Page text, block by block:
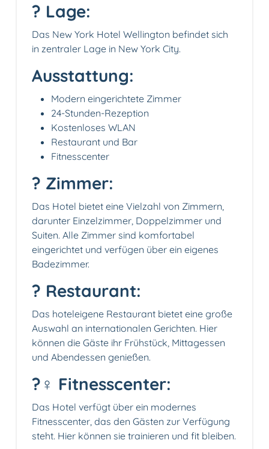
? Lage:
Das New York Hotel Wellington befindet sich
in zentraler Lage in New York City.
Ausstattung:
Modern eingerichtete Zimmer
24-Stunden-Rezeption
Kostenloses WLAN
Restaurant und Bar
Fitnesscenter
? Zimmer:
Das Hotel bietet eine Vielzahl von Zimmern,
darunter Einzelzimmer, Doppelzimmer und
Suiten. Alle Zimmer sind komfortabel
eingerichtet und verfügen über ein eigenes
Badezimmer.
?️ Restaurant:
Das hoteleigene Restaurant bietet eine große
Auswahl an internationalen Gerichten. Hier
können die Gäste ihr Frühstück, Mittagessen
und Abendessen genießen.
?️‍♀️ Fitnesscenter:
Das Hotel verfügt über ein modernes
Fitnesscenter, das den Gästen zur Verfügung
steht. Hier können sie trainieren und fit bleiben.